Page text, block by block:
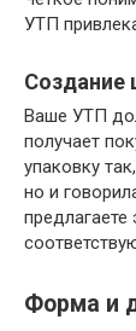
УТП
Создание
Ваше УТП
получает
упаковку
но и
предлагаете
Форма и